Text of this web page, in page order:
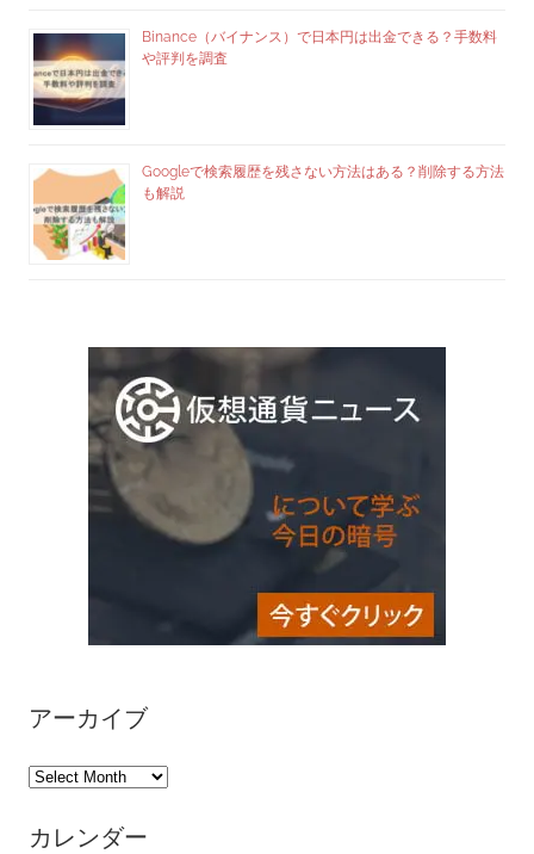
Binance（バイナンス）で日本円は出金できる？手数料
や評判を調査
Googleで検索履歴を残さない方法はある？削除する方法
も解説
アーカイブ
ア
カ
カレンダー